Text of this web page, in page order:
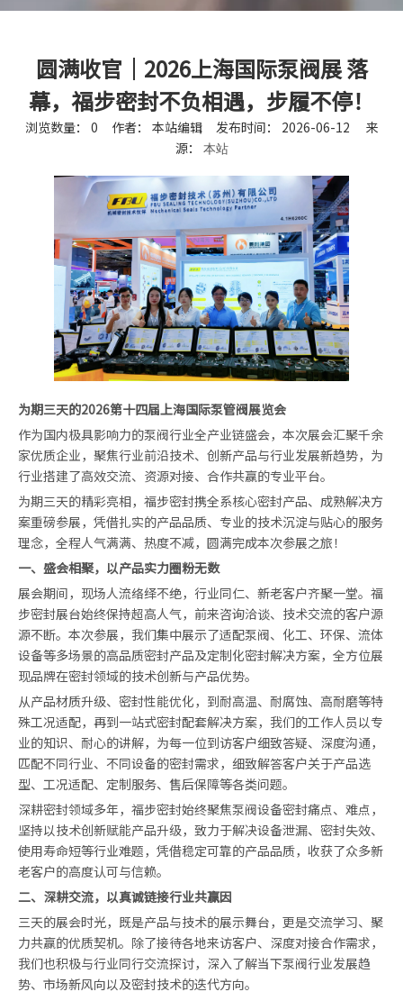
圆满收官｜2026上海国际泵阀展 落
幕，福步密封不负相遇，步履不停！
浏览数量： 0 作者： 本站编辑 发布时间： 2026-06-12 来
源： 本站
为期三天的2026第十四届上海国际泵管阀展览会
作为国内极具影响力的泵阀行业全产业链盛会，本次展会汇聚千余
家优质企业，聚焦行业前沿技术、创新产品与行业发展新趋势，为
行业搭建了高效交流、资源对接、合作共赢的专业平台。
为期三天的精彩亮相，福步密封携全系核心密封产品、成熟解决方
案重磅参展，凭借扎实的产品品质、专业的技术沉淀与贴心的服务
理念，全程人气满满、热度不减，圆满完成本次参展之旅！
一、盛会相聚，以产品实力圈粉无数
展会期间，现场人流络绎不绝，行业同仁、新老客户齐聚一堂。福
步密封展台始终保持超高人气，前来咨询洽谈、技术交流的客户源
源不断。本次参展，我们集中展示了适配泵阀、化工、环保、流体
设备等多场景的高品质密封产品及定制化密封解决方案，全方位展
现品牌在密封领域的技术创新与产品优势。
从产品材质升级、密封性能优化，到耐高温、耐腐蚀、高耐磨等特
殊工况适配，再到一站式密封配套解决方案，我们的工作人员以专
业的知识、耐心的讲解，为每一位到访客户细致答疑、深度沟通，
匹配不同行业、不同设备的密封需求，细致解答客户关于产品选
型、工况适配、定制服务、售后保障等各类问题。
深耕密封领域多年，福步密封始终聚焦泵阀设备密封痛点、难点，
坚持以技术创新赋能产品升级，致力于解决设备泄漏、密封失效、
使用寿命短等行业难题，凭借稳定可靠的产品品质，收获了众多新
老客户的高度认可与信赖。
二、深耕交流，以真诚链接行业共赢因
三天的展会时光，既是产品与技术的展示舞台，更是交流学习、聚
力共赢的优质契机。除了接待各地来访客户、深度对接合作需求，
我们也积极与行业同行交流探讨，深入了解当下泵阀行业发展趋
势、市场新风向以及密封技术的迭代方向。